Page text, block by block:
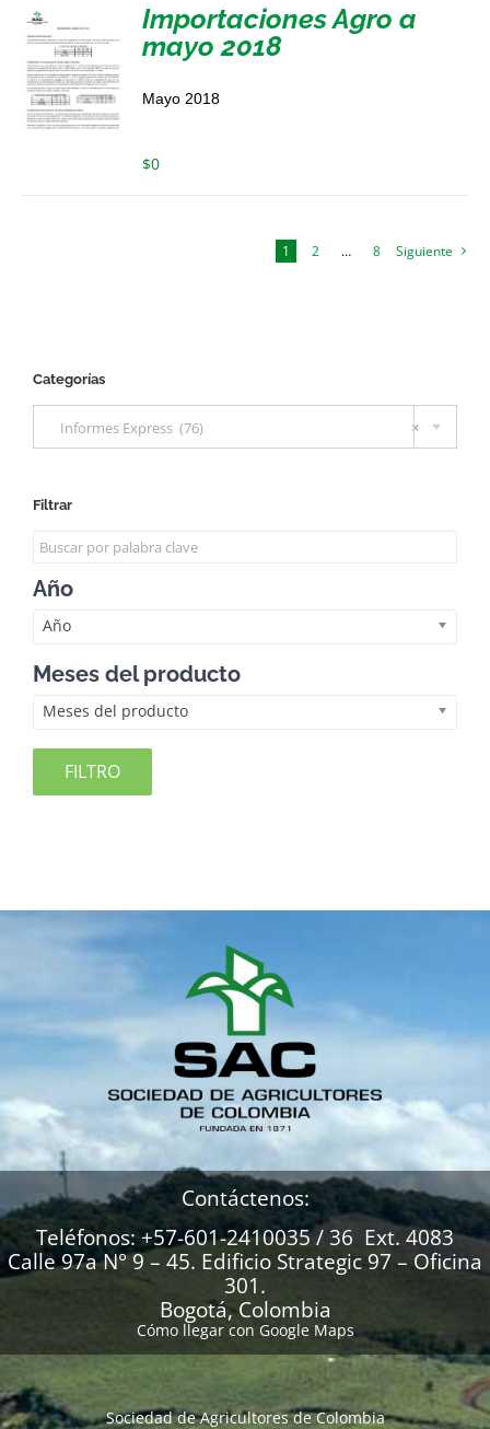
Importaciones Agro a
mayo 2018
Mayo 2018
$0
1 2 … 8 Siguiente
Categorías
×
Informes Express (76)
Filtrar
Año
Año
Meses del producto
Meses del producto
FILTRO
Contáctenos:
Teléfonos: +57-601-2410035 / 36 Ext. 4083
Calle 97a N° 9 – 45. Edificio Strategic 97 – Oficina
301.
Bogotá, Colombia
Cómo llegar con Google Maps
Sociedad de Agricultores de Colombia